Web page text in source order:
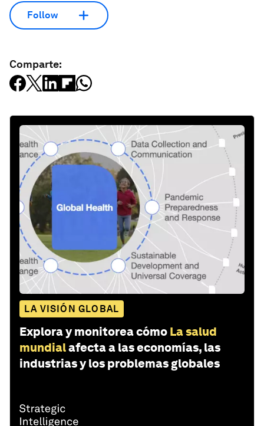
Follow
Comparte:
LA VISIÓN GLOBAL
Explora y monitorea cómo La salud
mundialafecta a las economías, las
industrias y los problemas globales